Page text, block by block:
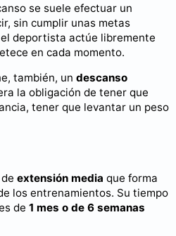
se suele efectuar un
sin cumplir unas metas
deportista actúe libremente
en cada momento.
también, un descanso
la obligación de tener que
tener que levantar un peso
extensión media que forma
los entrenamientos. Su tiempo
de 1 mes o de 6 semanas